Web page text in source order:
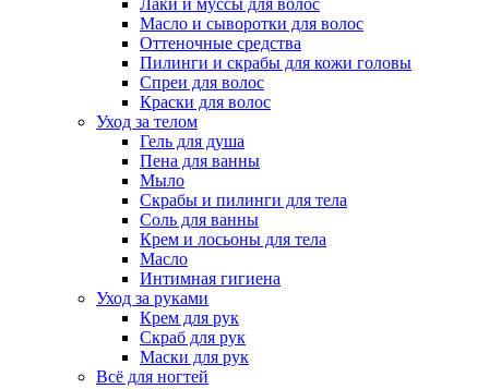
Масло и сыворотки для волос
Оттеночные средства
Пилинги и скрабы для кожи головы
Спреи для волос
Краски для волос
Уход за телом
Гель для душа
Пена для ванны
Мыло
Скрабы и пилинги для тела
Соль для ванны
Крем и лосьоны для тела
Масло
Интимная гигиена
Уход за руками
Крем для рук
Скраб для рук
Маски для рук
Всё для ногтей